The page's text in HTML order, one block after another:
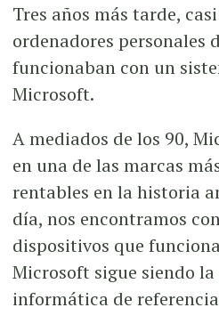
Tres años más tarde,
ordenadores personales
funcionaban con un
Microsoft.
A mediados de los 90,
en una de las marcas
rentables en la historia
día, nos encontramos
dispositivos que
Microsoft sigue siendo
informática de